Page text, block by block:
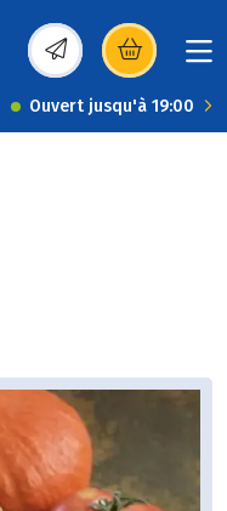
(s’ouvre dans une
Ouvert jusqu'à 19:00